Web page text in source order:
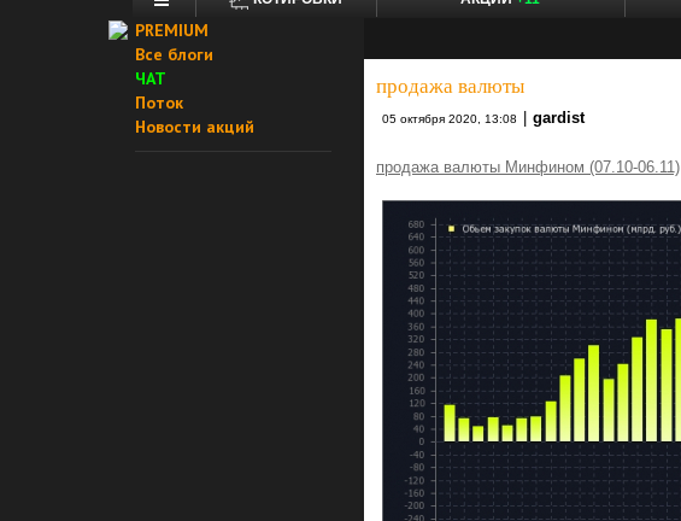
PREMIUM
Все блоги
ЧАТ
Поток
Новости акций
продажа валюты
05 октября 2020, 13:08 gardist
продажа валюты Минфином (07.10-06.11)